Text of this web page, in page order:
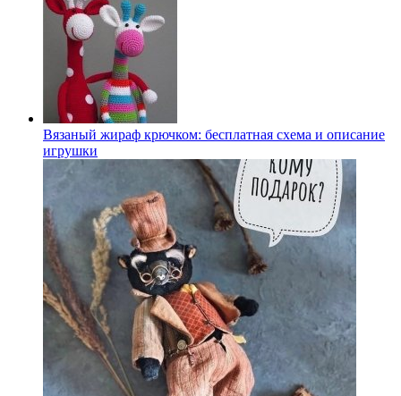
Вязаный жираф крючком: бесплатная схема и описание
игрушки